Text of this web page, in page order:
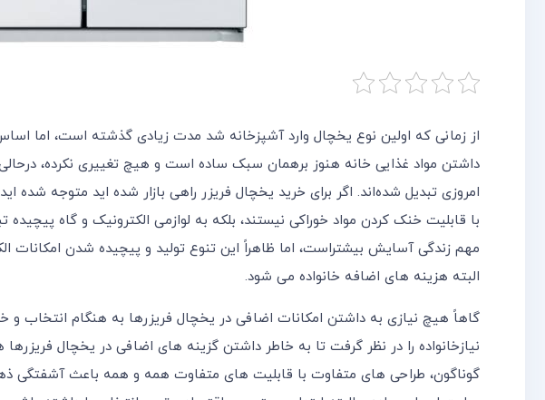
از زمانی که اولین نوع یخچال وارد آشپزخانه شد مدت زیادی گذشته است، اما
داشتن مواد غذایی خانه هنوز برهمان سبک ساده است و هیچ تغییری نکرده،
امروزی تبدیل شده‌اند. اگر برای خرید یخچال فریزر راهی بازار شده اید متوجه
با قابلیت خنک کردن مواد خوراکی نیستند، بلکه به لوازمی الکترونیک و گاه
مهم زندگی آسایش بیشتراست، اما ظاهراً این تنوع تولید و پیچیده شدن امکانات
البته هزینه های اضافه خانواده می شود.
گاهاً هیچ نیازی به داشتن امکانات اضافی در یخچال فریزرها به هنگام انتخاب و
نیازخانواده را در نظر گرفت تا به خاطر داشتن گزینه های اضافی در یخچال
گوناگون، طراحی های متفاوت با قابلیت های متفاوت همه و همه باعث آشفتگی